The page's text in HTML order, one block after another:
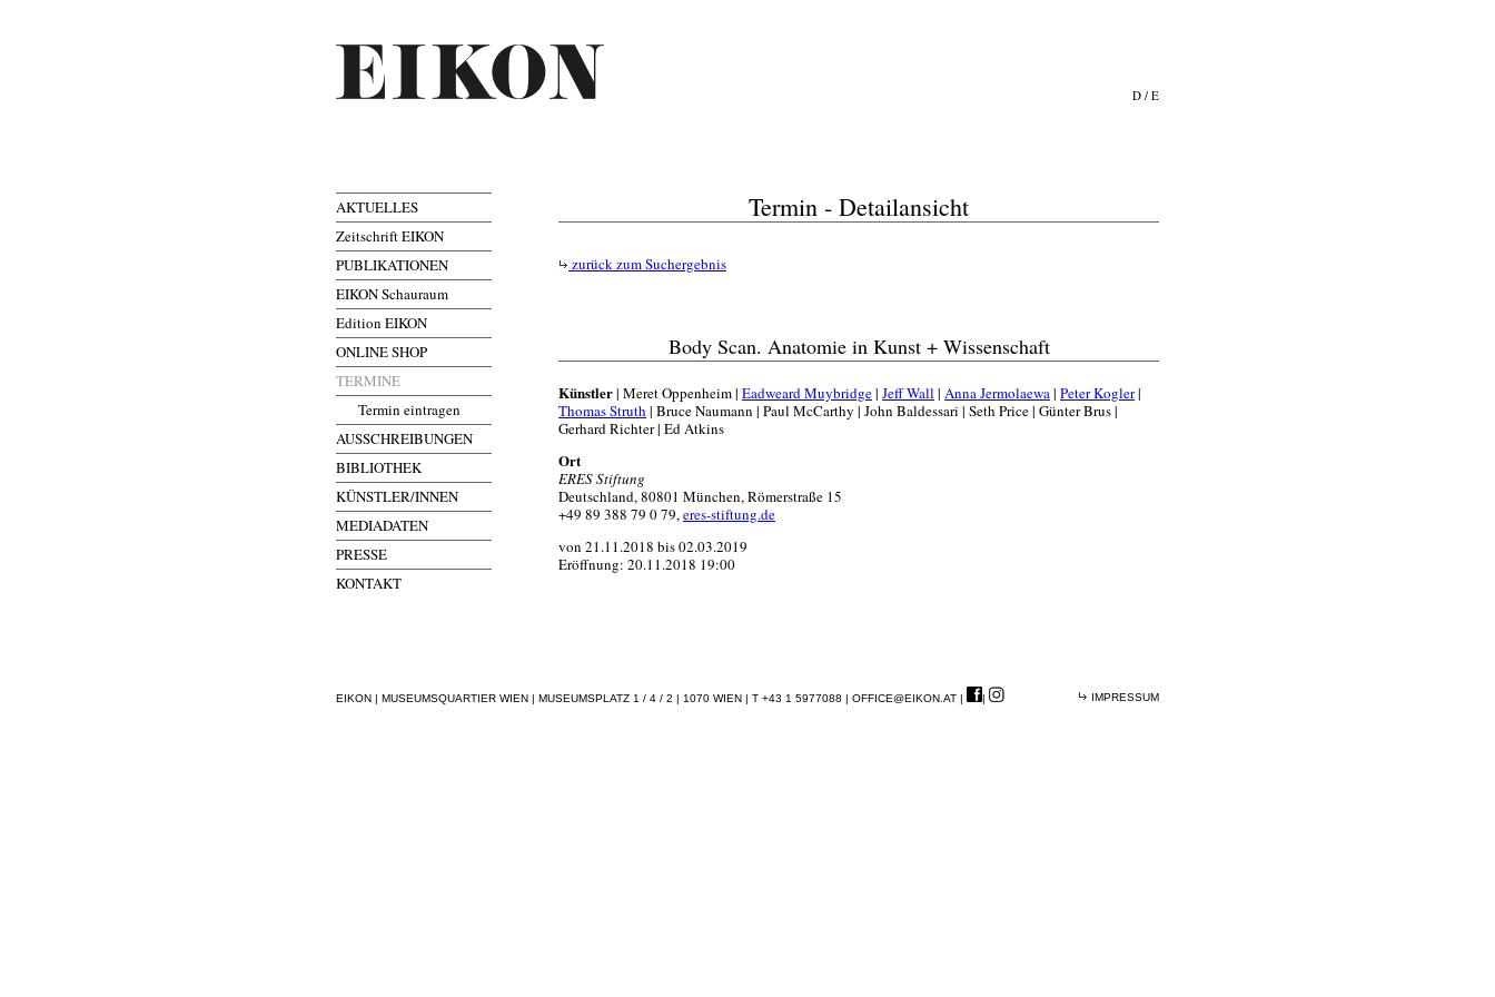
D / E
AKTUELLES
Zeitschrift EIKON
PUBLIKATIONEN
EIKON Schauraum
Edition EIKON
ONLINE SHOP
TERMINE
Termin eintragen
AUSSCHREIBUNGEN
BIBLIOTHEK
KÜNSTLER/INNEN
MEDIADATEN
PRESSE
KONTAKT
Termin - Detailansicht
zurück zum Suchergebnis
Body Scan. Anatomie in Kunst + Wissenschaft
Künstler| Meret Oppenheim | Eadweard Muybridge| Jeff Wall | Anna Jermolaewa| Peter Kogler|
Thomas Struth | Bruce Naumann | Paul McCarthy | John Baldessari | Seth Price | Günter Brus |
Gerhard Richter | Ed Atkins
Ort
ERES Stiftung
Deutschland, 80801 München, Römerstraße 15
+49 89 388 79 0 79,eres-stiftung.de
von 21.11.2018 bis 02.03.2019
Eröffnung: 20.11.2018 19:00
EIKON | MUSEUMSQUARTIER WIEN | MUSEUMSPLATZ 1 / 4 / 2 | 1070 WIEN | T +43 1 5977088 | OFFICE@EIKON.AT | | IMPRESSUM